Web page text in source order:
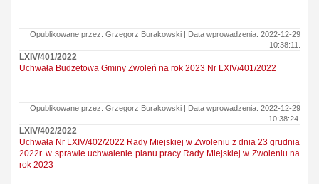
Opublikowane przez: Grzegorz Burakowski | Data wprowadzenia: 2022-12-29
10:38:11.
LXIV/401/2022
Uchwała Budżetowa Gminy Zwoleń na rok 2023 Nr LXIV/401/2022
Opublikowane przez: Grzegorz Burakowski | Data wprowadzenia: 2022-12-29
10:38:24.
LXIV/402/2022
Uchwała Nr LXIV/402/2022 Rady Miejskiej w Zwoleniu z dnia 23 grudnia
2022r. w sprawie uchwalenie planu pracy Rady Miejskiej w Zwoleniu na
rok 2023